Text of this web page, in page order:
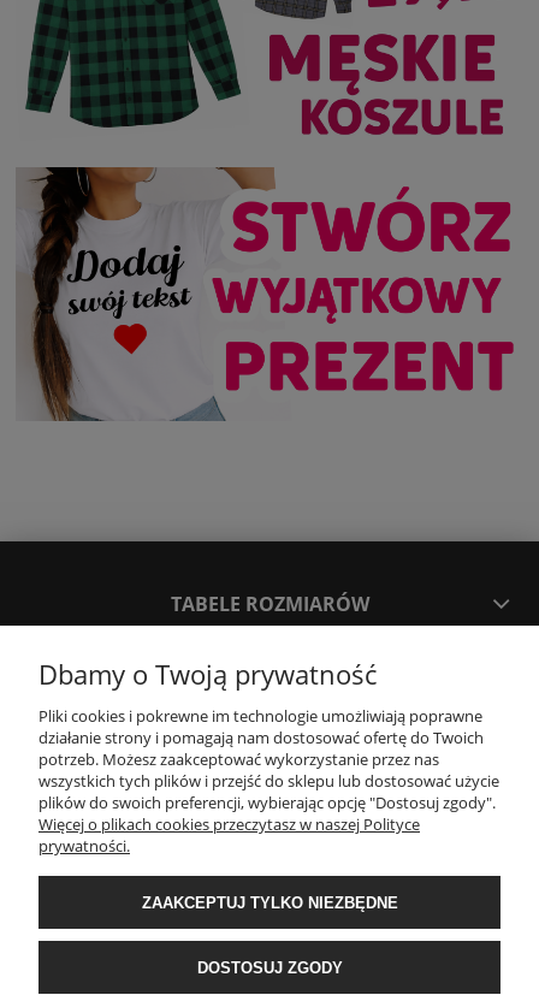
TABELE ROZMIARÓW
SPOSOBY PŁATNOŚCI ORAZ CZAS I KOSZTY DOSTAWY
KONTAKT
WYMIANA / ZWROTY / REKLAMACJE
REGULAMINY
Timeforf| ul. SOŁTYKA TADEUSZA 16C /SEGMENT NUMER 6 | 39-
Dbamy o Twoją prywatność
Pliki cookies i pokrewne im technologie umożliwiają poprawne
działanie strony i pomagają nam dostosować ofertę do Twoich
potrzeb. Możesz zaakceptować wykorzystanie przez nas
wszystkich tych plików i przejść do sklepu lub dostosować użycie
plików do swoich preferencji, wybierając opcję "Dostosuj zgody".
Więcej o plikach cookies przeczytasz w naszej Polityce
prywatności.
ZAAKCEPTUJ TYLKO NIEZBĘDNE
DOSTOSUJ ZGODY